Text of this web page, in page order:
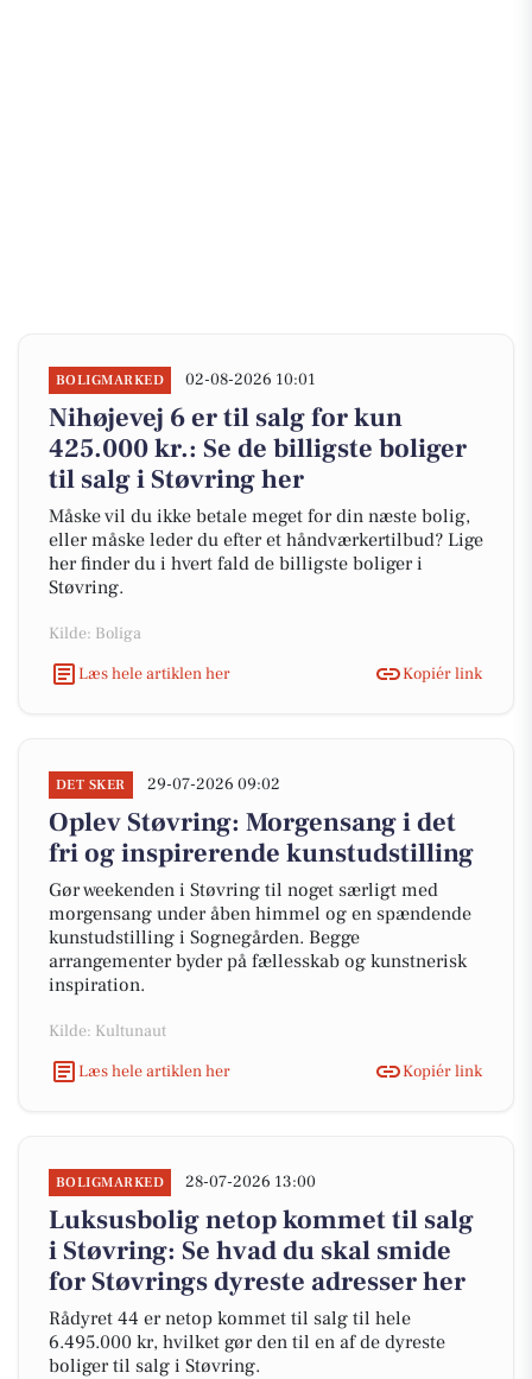
BOLIGMARKED 02-08-2026 10:01
Nihøjevej 6 er til salg for kun
425.000 kr.: Se de billigste boliger
til salg i Støvring her
Måske vil du ikke betale meget for din næste bolig,
eller måske leder du efter et håndværkertilbud? Lige
her finder du i hvert fald de billigste boliger i
Støvring.
Kilde: Boliga
Læs hele artiklen her
Kopiér link
DET SKER 29-07-2026 09:02
Oplev Støvring: Morgensang i det
fri og inspirerende kunstudstilling
Gør weekenden i Støvring til noget særligt med
morgensang under åben himmel og en spændende
kunstudstilling i Sognegården. Begge
arrangementer byder på fællesskab og kunstnerisk
inspiration.
Kilde: Kultunaut
Læs hele artiklen her
Kopiér link
BOLIGMARKED 28-07-2026 13:00
Luksusbolig netop kommet til salg
i Støvring: Se hvad du skal smide
for Støvrings dyreste adresser her
Rådyret 44 er netop kommet til salg til hele
6.495.000 kr, hvilket gør den til en af de dyreste
boliger til salg i Støvring.